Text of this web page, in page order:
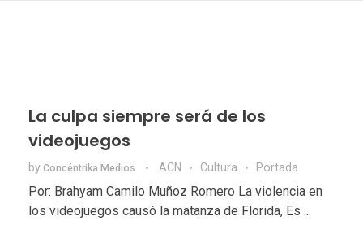
La culpa siempre será de los
videojuegos
by Concéntrika Medios ACN Cultura Portada
Por: Brahyam Camilo Muñoz Romero La violencia en
los videojuegos causó la matanza de Florida, Es ...